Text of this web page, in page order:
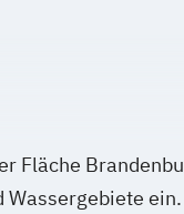
Fläche
Wassergebiete